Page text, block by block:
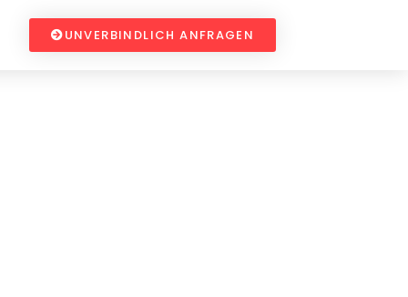
UNVERBINDLICH ANFRAGEN